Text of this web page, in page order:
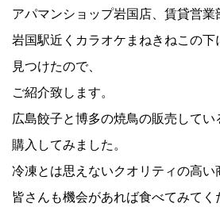
アパマンショップ岩国店、賃貸営業
岩国駅近くカラオケまねきねこの下
見つけたので、
ご紹介致します。
広島餃子と博多の焼鳥の販売してい
購入してみました。
冷凍とは思えないクオリティの高い
皆さんも機会があれば食べてみてく